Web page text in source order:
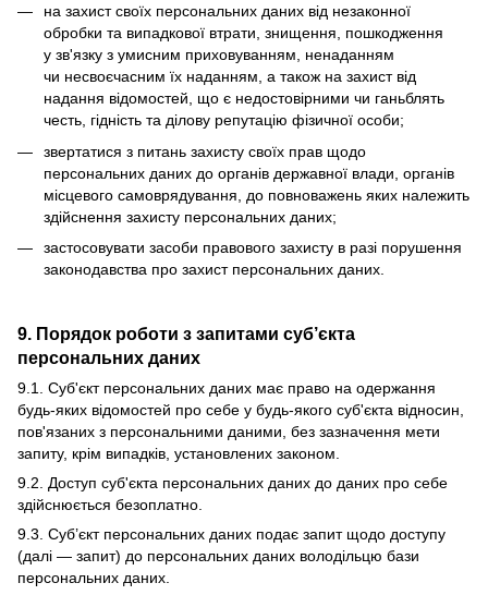
на захист своїх персональних даних від незаконної
обробки та випадкової втрати, знищення, пошкодження
у зв'язку з умисним приховуванням, ненаданням
чи несвоєчасним їх наданням, а також на захист від
надання відомостей, що є недостовірними чи ганьблять
честь, гідність та ділову репутацію фізичної особи;
звертатися з питань захисту своїх прав щодо
персональних даних до органів державної влади, органів
місцевого самоврядування, до повноважень яких належить
здійснення захисту персональних даних;
застосовувати засоби правового захисту в разі порушення
законодавства про захист персональних даних.
9. Порядок роботи з запитами суб’єкта
персональних даних
9.1. Суб'єкт персональних даних має право на одержання
будь-яких відомостей про себе у будь-якого суб'єкта відносин,
пов'язаних з персональними даними, без зазначення мети
запиту, крім випадків, установлених законом.
9.2. Доступ суб'єкта персональних даних до даних про себе
здійснюється безоплатно.
9.3. Суб’єкт персональних даних подає запит щодо доступу
(далі — запит) до персональних даних володільцю бази
персональних даних.